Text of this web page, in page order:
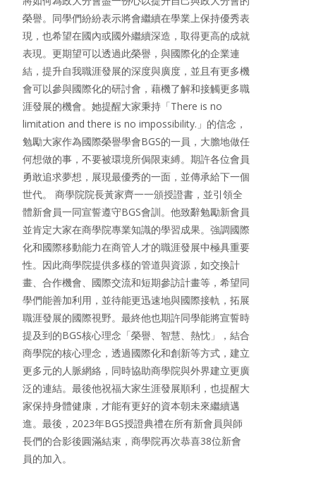
榮譽。同學們紛紛表示將會繼續在學業上保持優秀表
現，也希望在國內或國外繼續深造，取得更高的成就
表現。更期望可以透過此榮譽，與國際化的企業連
結，提升自我職涯發展的深度與廣度，並且有更多機
會可以參與國際化的研討會，藉機了解和接觸更多職
涯發展的機會。她提醒大家秉持「There is no
limitation and there is no impossibility.」的信念，
勉勵大家作為國際榮譽學會BGS的一員，大膽地做任
何想做的事，不要被環境所侷限束縛。期許各位會員
勇敢追求夢想，展現最優秀的一面，並傳承給下一個
世代。 商學院院長黃家齊一一頒授證書，並引領全
體新會員一同宣誓遵守BGS會訓。他致辭勉勵新會員
並肯定大家在商學院專業知識的學習成果。強調國際
化和國際移動能力在商管人才的職涯發展中極具重要
性。因此商學院提供多樣的管道與資源，如交換計
畫、合作機會、國際交流和短期參訪計畫等，希望同
學們能善加利用，並待能更迅速地與國際接軌，拓展
職涯發展的國際視野。最終他也期許同學能將宣誓時
提及到的BGS核心理念「榮譽、智慧、熱忱」，結合
商學院的核心理念，透過國際化和創新等方式，建立
更多元的人脈網絡，同時協助商學院與外界建立更廣
泛的連結。最後他祝福大家生涯發展順利，也提醒大
家保持身體健康，才能有更好的資本朝未來繼續邁
進。最後，2023年BGS授證典禮在所有新會員與師
長們的合影後圓滿結束，商學院再次恭喜38位新會
員的加入。